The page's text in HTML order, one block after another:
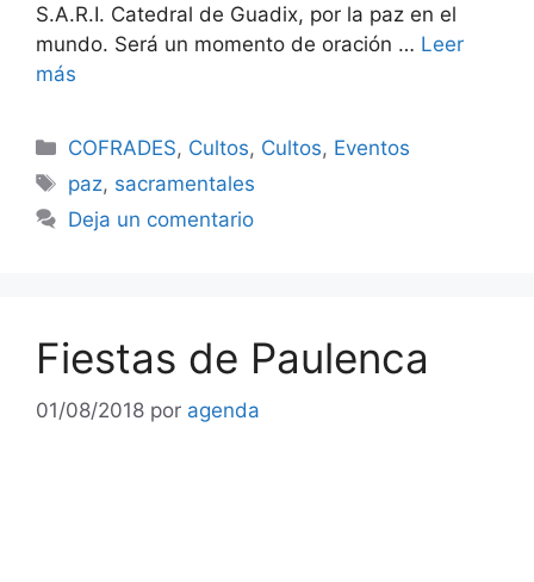
S.A.R.I. Catedral de Guadix, por la paz en el
mundo. Será un momento de oración … Leer
más
Categorías
COFRADES, Cultos, Cultos, Eventos
Etiquetas
paz, sacramentales
Deja un comentario
Fiestas de Paulenca
01/08/2018 por agenda